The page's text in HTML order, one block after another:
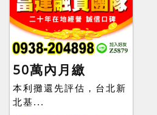
50萬內月繳
本利攤還先評估，台北新
北基...